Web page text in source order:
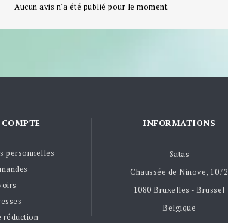
Aucun avis n'a été publié pour le moment.
personnelles
réduction
INFORMATIONS
Satas
Chaussée de Ninove, 1072
1080 Bruxelles - Brussel
Belgique